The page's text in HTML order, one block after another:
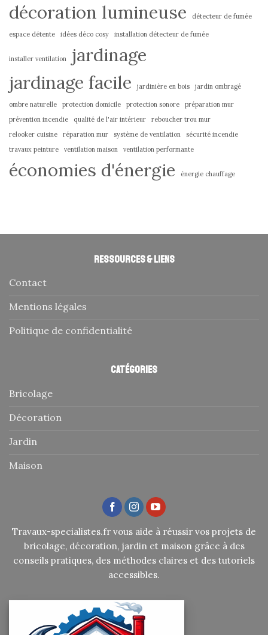
décoration lumineuse
détecteur de fumée
espace détente idées déco cosy installation détecteur de fumée
installer ventilation
jardinage
jardinage facile
jardinière en bois jardin ombragé
ombre naturelle protection domicile protection sonore
préparation mur
prévention incendie
qualité de l'air intérieur
reboucher trou mur
relooker cuisine
réparation mur système de ventilation
sécurité incendie
travaux peinture
ventilation maison ventilation performante
économies d'énergie énergie chauffage
Ressources & liens
Contact
Mentions légales
Politique de confidentialité
Catégories
Bricolage
Décoration
Jardin
Maison
Travaux-specialistes.fr vous aide à réussir vos projets de
bricolage, décoration, jardin et maison grâce à des
conseils pratiques, des méthodes claires et des tutoriels
accessibles.